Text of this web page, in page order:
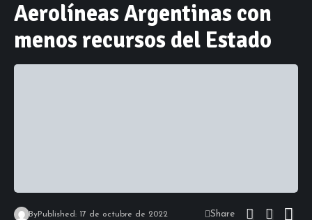
Aerolíneas Argentinas con
menos recursos del Estado
ByPublished: 17 de octubre de 2022 Share